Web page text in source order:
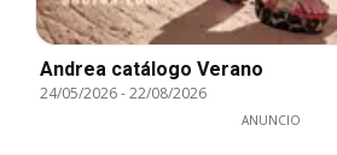
Andrea catálogo Verano
24/05/2026-22/08/2026
ANUNCIO